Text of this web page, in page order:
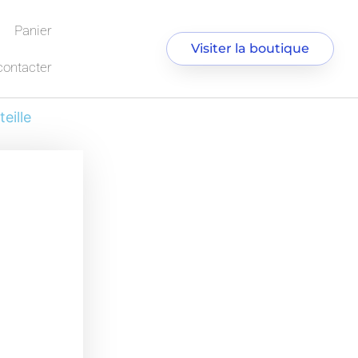
Panier
Visiter la boutique